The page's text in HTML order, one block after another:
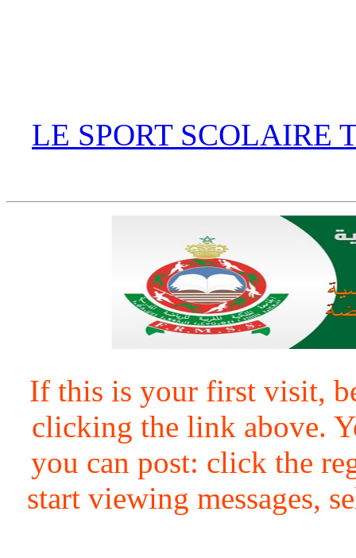
LE SPORT SCOLAIRE
If this is your first visit,
clicking the link above.
you can post: click the
start viewing messages,